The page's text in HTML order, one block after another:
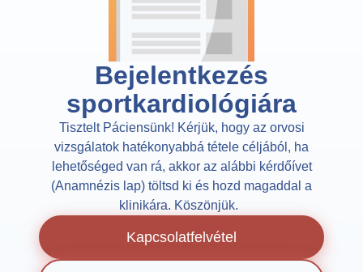
Bejelentkezés
sportkardiológiára​
Tisztelt Páciensünk! Kérjük, hogy az orvosi
vizsgálatok hatékonyabbá tétele céljából, ha
lehetőséged van rá, akkor az alábbi kérdőívet
(Anamnézis lap) töltsd ki és hozd magaddal a
klinikára. Köszönjük.
Kapcsolatfelvétel